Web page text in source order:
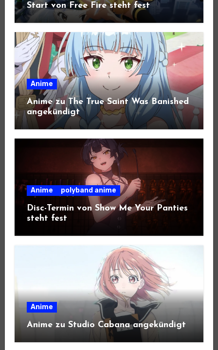
Start von Free Fire steht fest
Anime
Anime zu The True Saint Was Banished
angekündigt
Anime polyband anime
Disc-Termin von Show Me Your Panties
steht fest
Anime
Anime zu Studio Cabana angekündigt